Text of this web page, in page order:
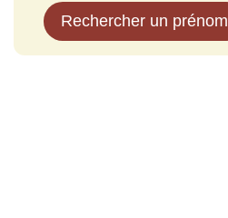
Rechercher un prénom